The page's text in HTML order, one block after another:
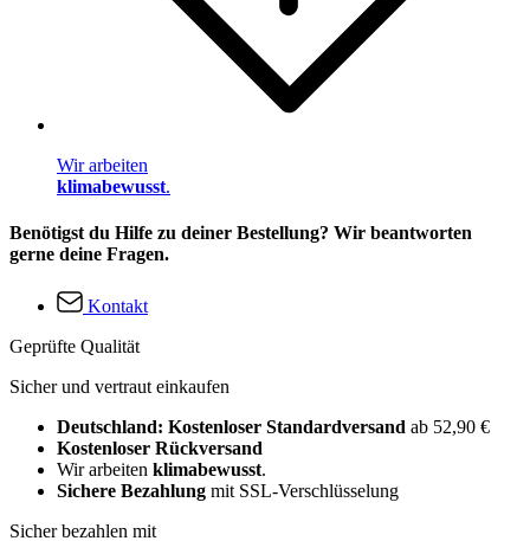
Wir arbeiten
klimabewusst.
Benötigst du Hilfe zu deiner Bestellung? Wir beantworten
gerne deine Fragen.
Kontakt
Geprüfte Qualität
Sicher und vertraut einkaufen
Deutschland: Kostenloser Standardversand ab 52,90 €
Kostenloser Rückversand
Wir arbeiten klimabewusst.
Sichere Bezahlung mit SSL-Verschlüsselung
Sicher bezahlen mit